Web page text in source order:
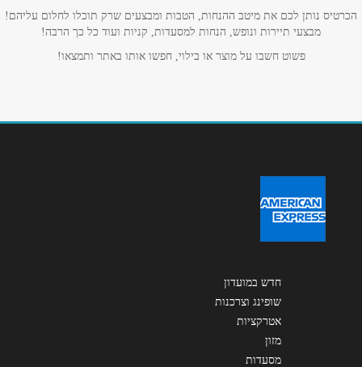
נושא*
אנא חזרו אלי בקשר ל...
הכרטיס נותן לכם את מיטב ההנחות, הטבות ומבצעים שרק תוכלו לחלום עליהם!
מבצעי תיירות ונופש, הנחות למסעדות, קניות ועוד כל כך הרבה!
פשוט חשבו על מוצר או בילוי, חפשו אותו באתר ותמצאו!
חדש במועדון
שופינג וצרכנות
אטרקציות
מזון
מסעדות